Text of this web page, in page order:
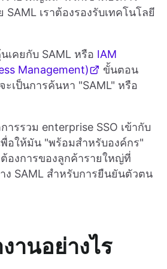
SAML เราต้องรองรับเทคโนโลยี
เคยกับ SAML หรือ IAM
Management)
ขั้นตอน
ะเป็นการค้นหา "SAML" หรือ
ารรวม enterprise SSO เข้ากับ
ให้มัน "พร้อมสำหรับองค์กร"
องการของลูกค้ารายใหญ่ที่
ง SAML สำหรับการยืนยันตัวตน
านอย่างไร